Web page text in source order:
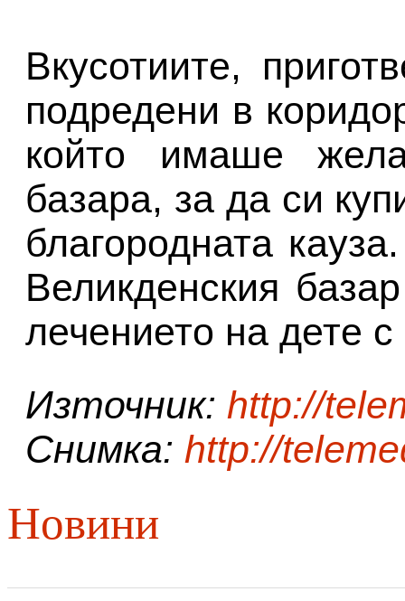
Вкусотиите,
подредени в
който имаше
базара, за да си
благородната
Великденския
лечението на дете
Източник: http://
Снимка: http://
Новини